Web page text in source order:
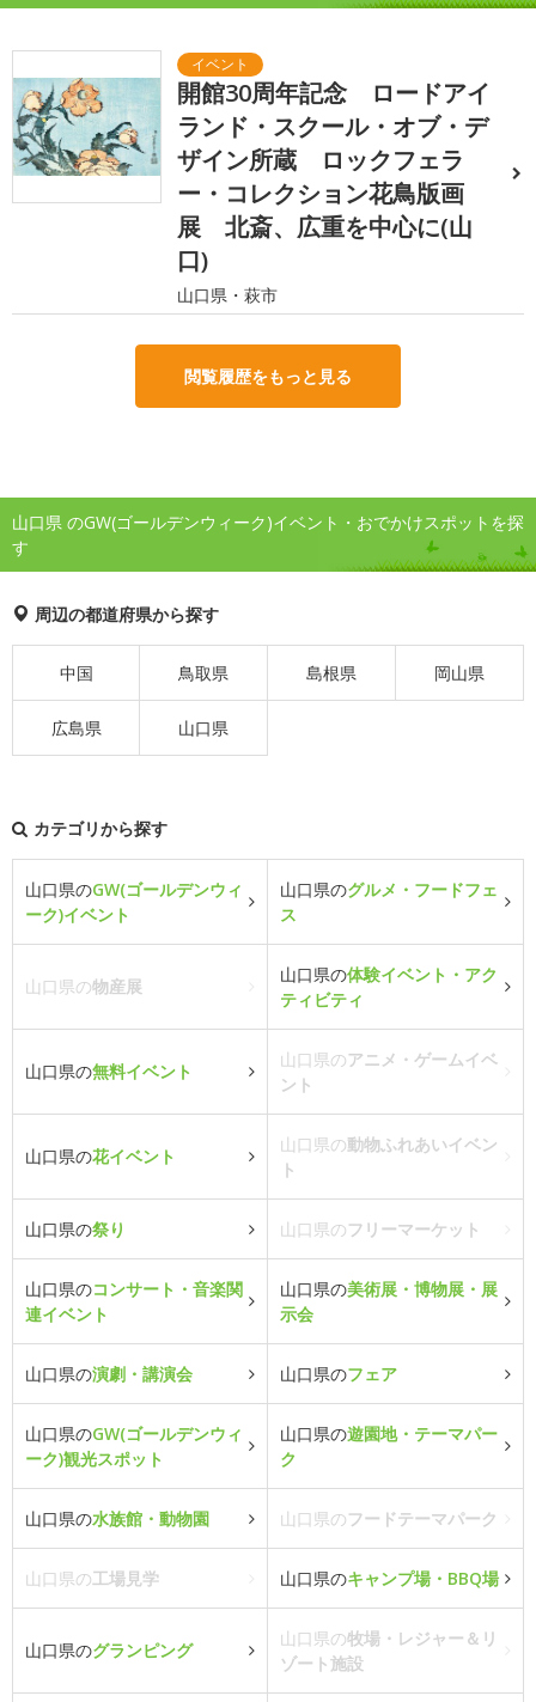
開館30周年記念 ロードアイ
ランド・スクール・オブ・デ
ザイン所蔵 ロックフェラ
ー・コレクション花鳥版画
展 北斎、広重を中心に(山
口)
山口県・萩市
閲覧履歴をもっと見る
山口県 のGW(ゴールデンウィーク)イベント・おでかけスポットを探
す
周辺の都道府県から探す
中国 鳥取県 島根県 岡山県
広島県 山口県
カテゴリから探す
山口県のGW(ゴールデンウィ
ーク)イベント
山口県のグルメ・フードフェ
ス
山口県の物産展
山口県の体験イベント・アク
ティビティ
山口県の無料イベント
山口県のアニメ・ゲームイベ
ント
山口県の花イベント
山口県の動物ふれあいイベン
ト
山口県の祭り 山口県のフリーマーケット
山口県のコンサート・音楽関
連イベント
山口県の美術展・博物展・展
示会
山口県の演劇・講演会 山口県のフェア
山口県のGW(ゴールデンウィ
ーク)観光スポット
山口県の遊園地・テーマパー
ク
山口県の水族館・動物園 山口県のフードテーマパーク
山口県の工場見学 山口県のキャンプ場・BBQ場
山口県のグランピング
山口県の牧場・レジャー＆リ
ゾート施設